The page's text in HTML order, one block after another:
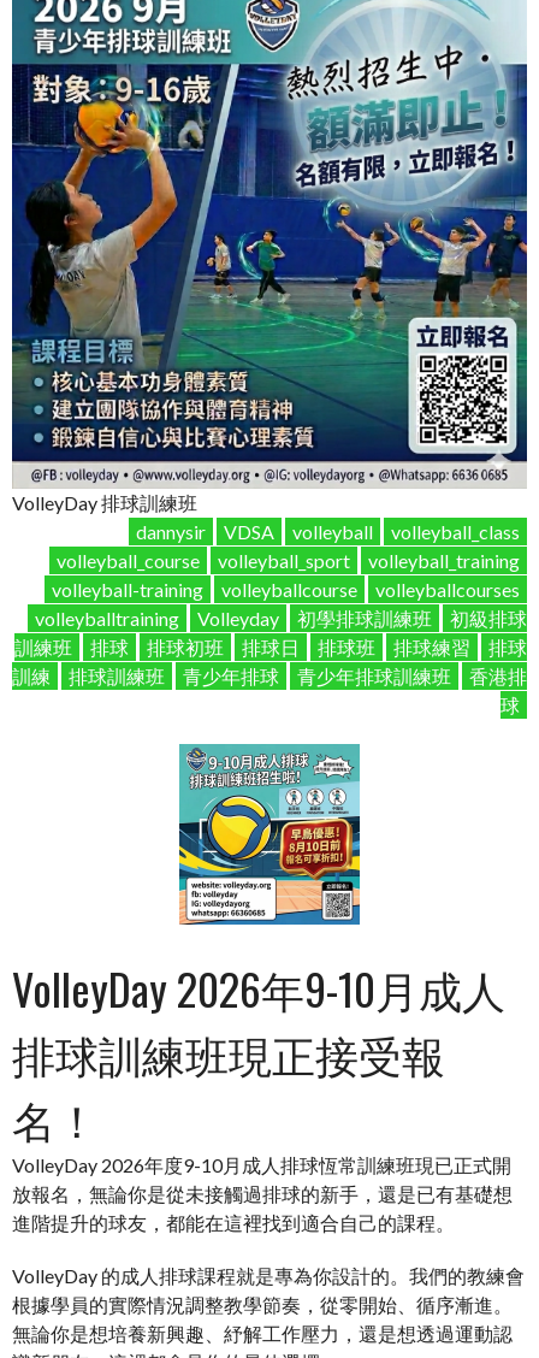
VolleyDay 排球訓練班
dannysir
VDSA volleyball
volleyball_class
volleyball_course
volleyball_sport
volleyball_training
volleyball-training
volleyballcourse
volleyballcourses
volleyballtraining
Volleyday 初學排球訓練班
初級排球
訓練班
排球 排球初班 排球日 排球班 排球練習
排球
訓練
排球訓練班 青少年排球 青少年排球訓練班
香港排
球
VolleyDay 2026年9-10月成人
排球訓練班現正接受報
名！
VolleyDay 2026年度9-10月成人排球恆常訓練班現已正式開
放報名，無論你是從未接觸過排球的新手，還是已有基礎想
進階提升的球友，都能在這裡找到適合自己的課程。
VolleyDay 的成人排球課程就是專為你設計的。我們的教練會
根據學員的實際情況調整教學節奏，從零開始、循序漸進。
無論你是想培養新興趣、紓解工作壓力，還是想透過運動認